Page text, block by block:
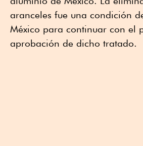
aranceles fue una condición
México para continuar con el
aprobación de dicho tratado.